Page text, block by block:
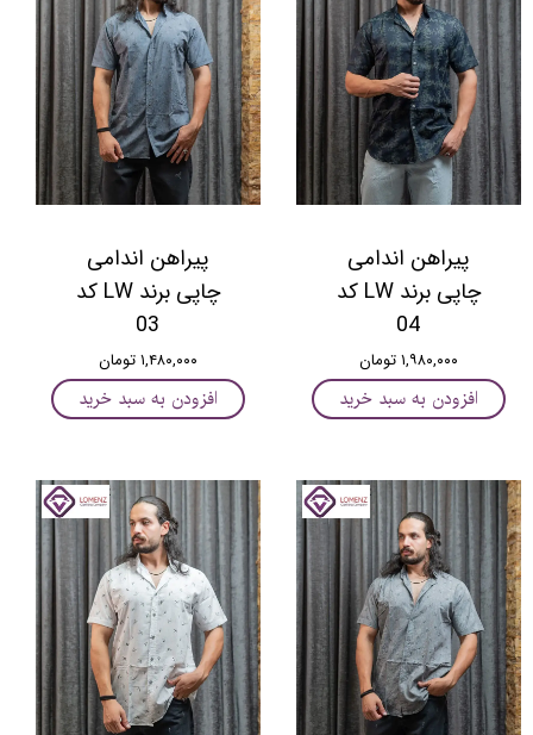
پیراهن اندامی
چاپی برند LW کد
04
۱,۹۸۰,۰۰۰ تومان
افزودن به سبد خرید
پیراهن اندامی
چاپی برند LW کد
03
۱,۴۸۰,۰۰۰ تومان
افزودن به سبد خرید